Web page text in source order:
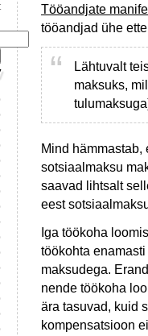
Tööandjate
tööandjad ühe
Lähtuvalt
maksuks,
Mind hämmastab,
sotsiaalmaksu
saavad lihtsalt
eest
Iga töökoha
töökohta
maksudega.
nende töökoha
ära tasuvad, kuid
kompensatsioon